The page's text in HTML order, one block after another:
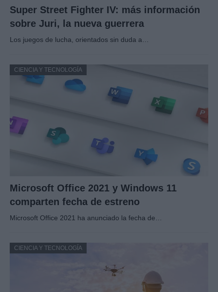
Super Street Fighter IV: más información
sobre Juri, la nueva guerrera
Los juegos de lucha, orientados sin duda a…
CIENCIA Y TECNOLOGÍA
Microsoft Office 2021 y Windows 11
comparten fecha de estreno
Microsoft Office 2021 ha anunciado la fecha de…
CIENCIA Y TECNOLOGÍA